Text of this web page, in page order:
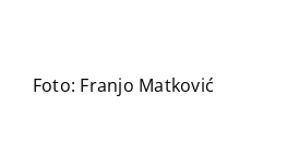
Foto: Franjo Matković